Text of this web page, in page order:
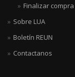
Finalizar compra
Sobre LUA
Boletín REUN
Contactanos